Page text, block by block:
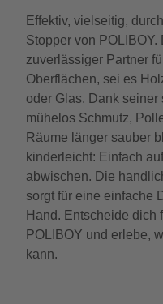
Effektiv, vielseitig,
Stopper von
zuverlässiger Partner
Oberflächen, sei es
oder Glas. Dank
mühelos Schmutz,
Räume länger sauber
kinderleicht: Einfach
abwischen. Die
sorgt für eine einfache
Hand. Entscheide dich
POLIBOY und erlebe,
kann.